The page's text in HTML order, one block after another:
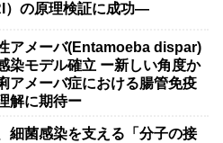
）の原理検証に成功―
アメーバ(Entamoeba dispar)
染モデル確立 ー新しい角度か
アメーバ症における腸管免疫
解に期待ー
細菌感染を支える「分子の接